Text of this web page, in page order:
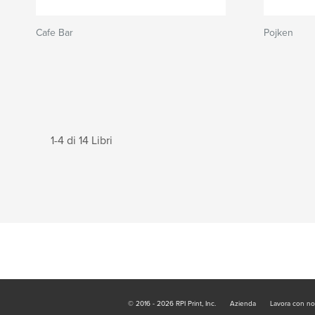
Cafe Bar Pojken
1-4 di 14 Libri
© 2016 - 2026 RPI Print, Inc. Azienda Lavora con